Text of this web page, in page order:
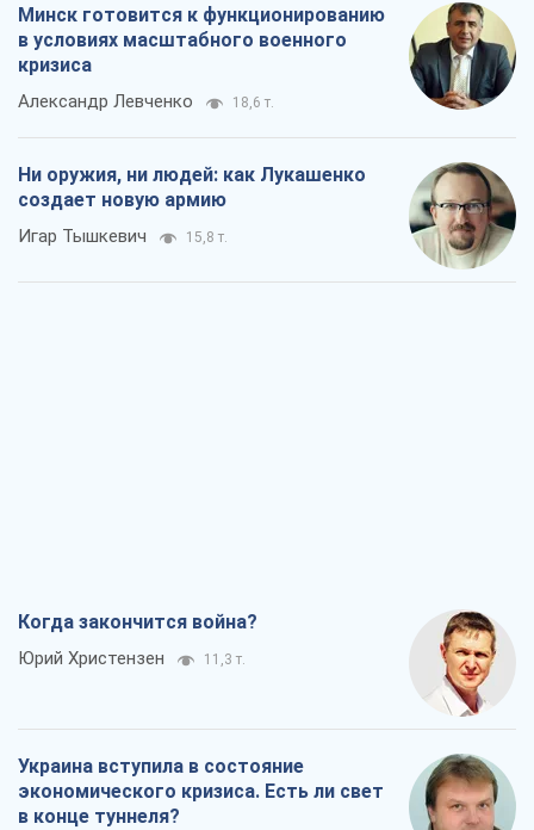
Минск готовится к функционированию
в условиях масштабного военного
кризиса
Александр Левченко 18,6 т.
Ни оружия, ни людей: как Лукашенко
создает новую армию
Игар Тышкевич 15,8 т.
Когда закончится война?
Юрий Христензен 11,3 т.
Украина вступила в состояние
экономического кризиса. Есть ли свет
в конце туннеля?